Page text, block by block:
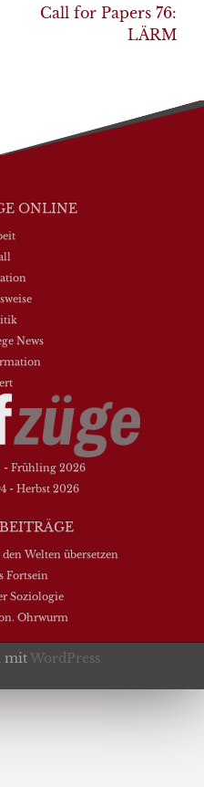
Call for Papers 76:
LÄRM
ONLINE
News
- Frühling 2026
- Herbst 2026
Welten übersetzen
Fortsein
Soziologie
Ohrwurm
mitWordPress